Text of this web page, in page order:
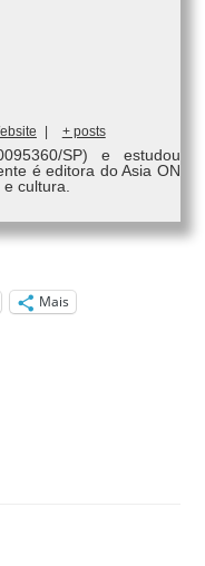
| + posts
SP) e estudou
é editora do Asia ON
cultura.
Mais